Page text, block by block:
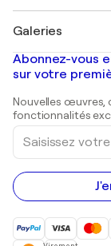
Banksy
Mr. Brainwash
Shepard Fairey
Tableaux
Peintures de
Estampes
Peintures
Galeries
Galeries d'art en
Galeries d'art en
Abonnez-vous
sur votre
Nouvelles œuvres,
fonctionnalités
Saisissez
votre
adresse
e-
mail